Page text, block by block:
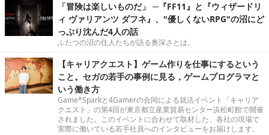
「冒険は楽しいものだ」 ─『FF11』と『ウィザードリ
ィ ヴァリアンツ ダフネ』、"優しくないRPG"の沼にど
っぷり沈んだ4人の話
ふたつの沼の住人たちが語る奥深さとは。
【キャリアクエスト】ゲーム作りを仕事にするという
こと。セガの若手の事例に見る，ゲームプログラマと
いう働き方
Game*Sparkと4Gamerの合同による就活イベント「キャリア
クエスト」の第4回が東京都立産業貿易センター浜松町館で開催
されました。このイベントに合わせて取材した、各社の現場で
実際に働いている若手社員へのインタビューをお届けします。